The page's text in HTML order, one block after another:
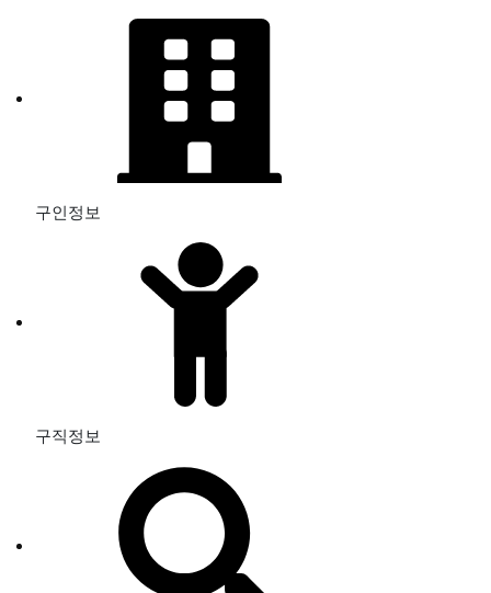
구인정보
구직정보